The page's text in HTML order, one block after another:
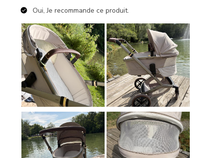
Oui, Je recommande ce produit.